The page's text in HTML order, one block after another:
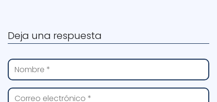
Deja una respuesta